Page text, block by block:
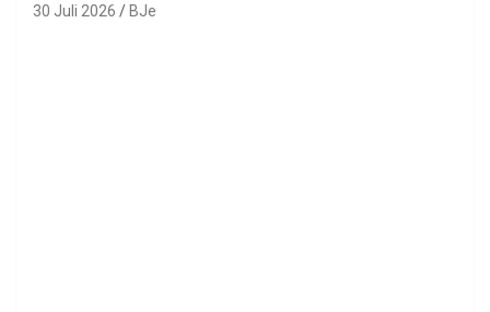
30 Juli 2026 BJe